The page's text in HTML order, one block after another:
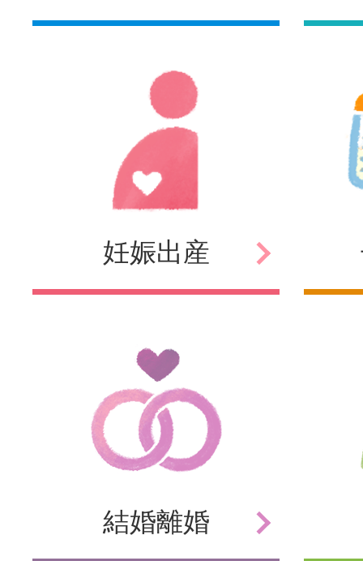
妊娠出産
結婚離婚